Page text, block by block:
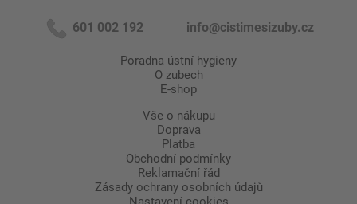
601 002 192 info@cistimesizuby.cz
Poradna ústní hygieny
O zubech
E-shop
Vše o nákupu
Doprava
Platba
Obchodní podmínky
Reklamační řád
Zásady ochrany osobních údajů